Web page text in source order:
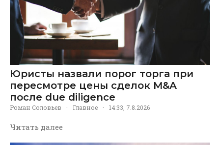
Юристы назвали порог торга при
пересмотре цены сделок M&A
после due diligence
Роман Соловьев · Главное · 14:33, 7.8.2026
Читать далее